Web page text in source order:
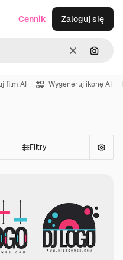
WyczyśćSzukaj
Cennik Zaloguj się
film AI Wygeneruj ikonę AI
Filtry